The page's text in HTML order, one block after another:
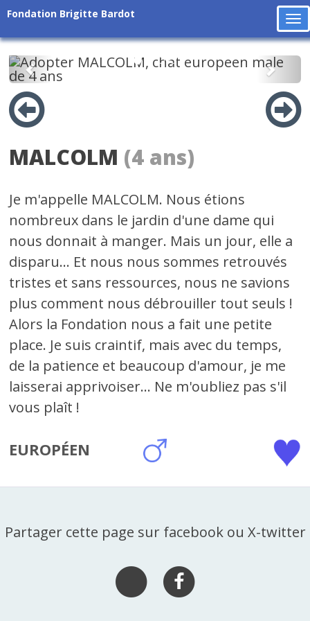
Fondation Brigitte Bardot
Précédent
MALCOLM (4 ans)
Je m'appelle MALCOLM. Nous étions
nombreux dans le jardin d'une dame qui
nous donnait à manger. Mais un jour, elle a
disparu... Et nous nous sommes retrouvés
tristes et sans ressources, nous ne savions
plus comment nous débrouiller tout seuls !
Alors la Fondation nous a fait une petite
place. Je suis craintif, mais avec du temps,
de la patience et beaucoup d'amour, je me
laisserai apprivoiser... Ne m'oubliez pas s'il
vous plaît !
EUROPÉEN
Partager cette page sur facebook ou X-twitter